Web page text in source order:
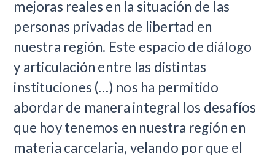
mejoras reales en la situación de las
personas privadas de libertad en
nuestra región. Este espacio de diálogo
y articulación entre las distintas
instituciones (…) nos ha permitido
abordar de manera integral los desafíos
que hoy tenemos en nuestra región en
materia carcelaria, velando por que el